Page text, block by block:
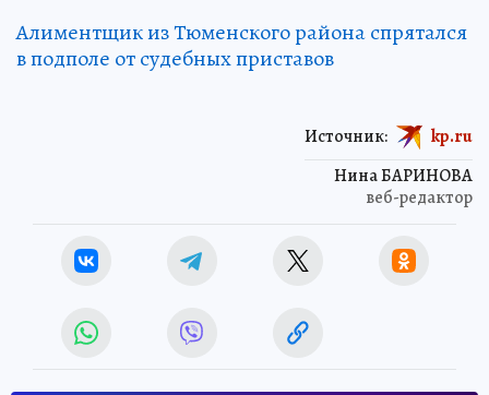
Алиментщик из Тюменского района спрятался
в подполе от судебных приставов
Нина БАРИНОВА
веб-редактор
Источник: kp.ru